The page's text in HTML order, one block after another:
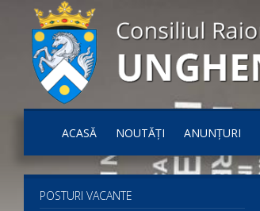
ACASĂ NOUTĂȚI ANUNȚURI
POSTURI VACANTE